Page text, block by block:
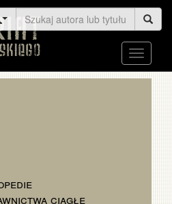
Toggle
ciągłe